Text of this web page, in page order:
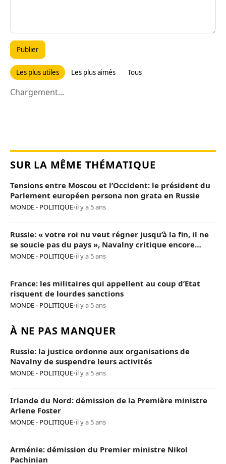
Publier
Les plus utiles Les plus aimés Tous
Chargement...
SUR LA MÊME THÉMATIQUE
Tensions entre Moscou et l’Occident: le président du
Parlement européen persona non grata en Russie
MONDE - POLITIQUE•il y a 5 ans
Russie: « votre roi nu veut régner jusqu’à la fin, il ne
se soucie pas du pays », Navalny critique encore
Poutine
MONDE - POLITIQUE•il y a 5 ans
France: les militaires qui appellent au coup d’Etat
risquent de lourdes sanctions
MONDE - POLITIQUE•il y a 5 ans
À NE PAS MANQUER
Russie: la justice ordonne aux organisations de
Navalny de suspendre leurs activités
MONDE - POLITIQUE•il y a 5 ans
Irlande du Nord: démission de la Première ministre
Arlene Foster
MONDE - POLITIQUE•il y a 5 ans
Arménie: démission du Premier ministre Nikol
Pachinian